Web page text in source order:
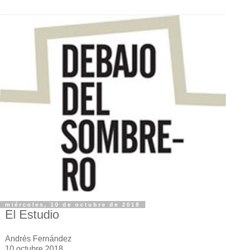
miércoles, 10 de octubre de 2018
El Estudio
Andrés Fernández